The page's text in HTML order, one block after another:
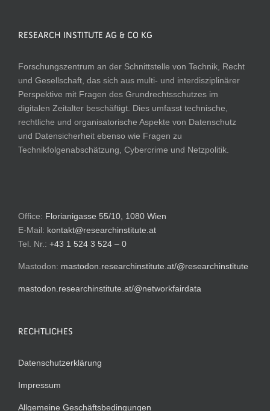
RESEARCH INSTITUTE AG & CO KG
Forschungszentrum an der Schnittstelle von Technik, Recht
und Gesellschaft, das sich aus multi- und interdisziplinärer
Perspektive mit Fragen des Grundrechtsschutzes im
digitalen Zeitalter beschäftigt. Dies umfasst technische,
rechtliche und organisatorische Aspekte von Datenschutz
und Datensicherheit ebenso wie Fragen zu
Technikfolgenabschätzung, Cybercrime und Netzpolitik.
Office: Florianigasse 55/10, 1080 Wien
E-Mail: kontakt@researchinstitute.at
Tel. Nr.: +43 1 524 3 524 – 0
Mastodon: mastodon.researchinstitute.at/@researchinstitute
mastodon.researchinstitute.at/@networkfairdata
RECHTLICHES
Datenschutzerklärung
Impressum
Allgemeine Geschäftsbedingungen